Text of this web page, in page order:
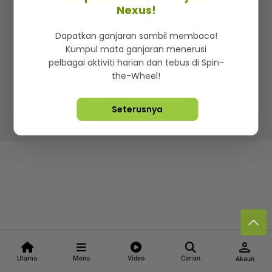
Utama Menu Video Carian
person
Akaun
Iklan di SMG360
Terma & Syarat Dasar Privasi
Lebih hot, viral dan sensasi
Hakcipta Terpelihara ©2026. Star Media Group Berhad
Nexus!
Dapatkan ganjaran sambil membaca!
Kumpul mata ganjaran menerusi
pelbagai aktiviti harian dan tebus di Spin-
the-Wheel!
Seterusnya